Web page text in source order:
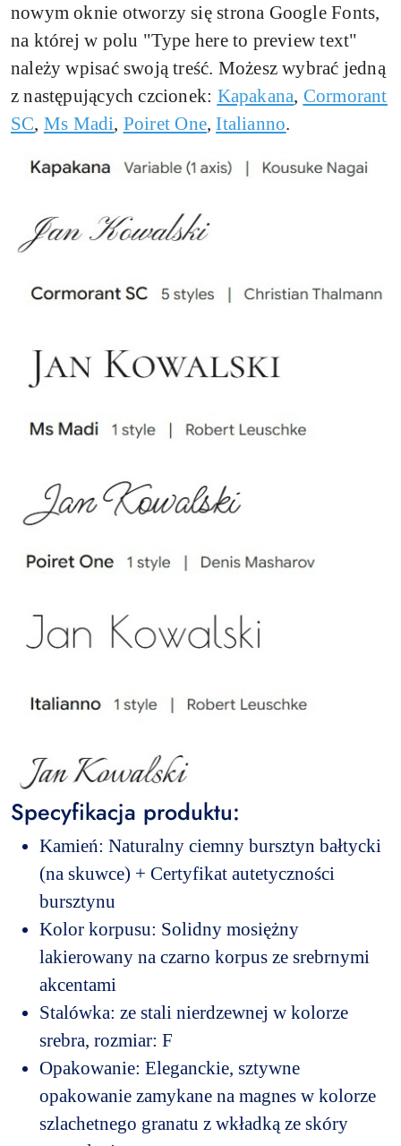
nowym oknie otworzy się strona Google Fonts,
na której w polu "Type here to preview text"
należy wpisać swoją treść. Możesz wybrać jedną
z następujących czcionek: Kapakana, Cormorant
SC, Ms Madi, Poiret One,Italianno.
Specyfikacja produktu:
Kamień: Naturalny ciemny bursztyn bałtycki
(na skuwce) + Certyfikat autetyczności
bursztynu
Kolor korpusu: Solidny mosiężny
lakierowany na czarno korpus ze srebrnymi
akcentami
Stalówka: ze stali nierdzewnej w kolorze
srebra, rozmiar: F
Opakowanie: Eleganckie, sztywne
opakowanie zamykane na magnes w kolorze
szlachetnego granatu z wkładką ze skóry